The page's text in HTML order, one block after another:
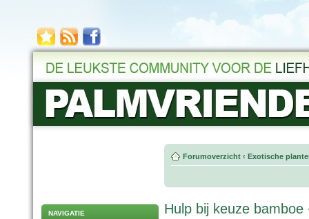
NAVIGATIE
Forumoverzicht ‹ Exotische
Hulp bij keuze bamboe